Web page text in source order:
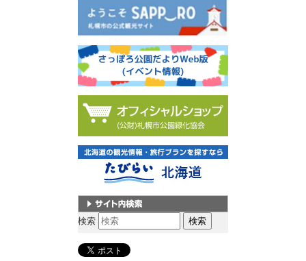
サイト内検索
検索